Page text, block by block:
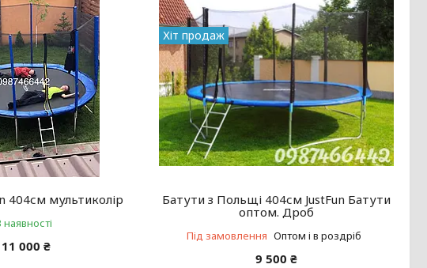
404см мультиколір
наявності
11 000 ₴
Хіт продаж
Батути з Польщі 404см JustFun Батути
оптом. Дроб
Під замовлення Оптом і в роздріб
9 500 ₴